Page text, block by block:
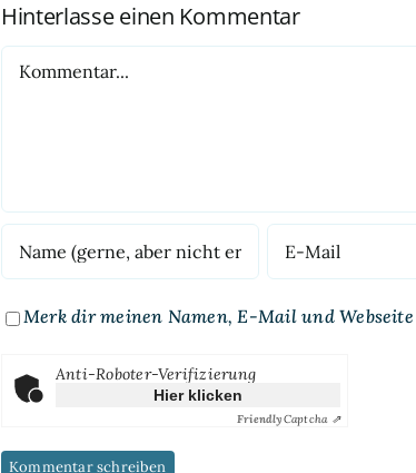
Hinterlasse einen Kommentar
Kommentar
Merk dir meinen Namen, E-Mail und
Anti-Roboter-Verifizierung
Hier klicken
FriendlyCaptcha ⇗